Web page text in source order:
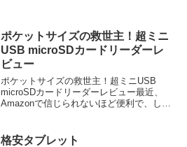
104種類もの面白くて...
ポケットサイズの救世主！超ミニ
USB microSDカードリーダーレ
ビュー
ポケットサイズの救世主！超ミニUSB
microSDカードリーダーレビュー最近、
Amazonで信じられないほど便利で、しか
microSDカードリーダー」**です。こ...
格安タブレット